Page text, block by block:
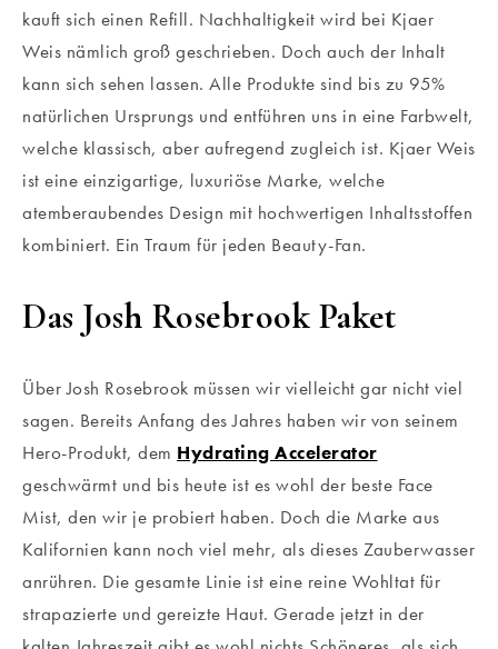
kauft sich einen Refill. Nachhaltigkeit wird bei Kjaer
Weis nämlich groß geschrieben. Doch auch der Inhalt
kann sich sehen lassen. Alle Produkte sind bis zu 95%
natürlichen Ursprungs und entführen uns in eine Farbwelt,
welche klassisch, aber aufregend zugleich ist. Kjaer Weis
ist eine einzigartige, luxuriöse Marke, welche
atemberaubendes Design mit hochwertigen Inhaltsstoffen
kombiniert. Ein Traum für jeden Beauty-Fan.
Das Josh Rosebrook Paket
Über Josh Rosebrook müssen wir vielleicht gar nicht viel
sagen. Bereits Anfang des Jahres haben wir von seinem
Hero-Produkt, dem Hydrating Accelerator
geschwärmt und bis heute ist es wohl der beste Face
Mist, den wir je probiert haben. Doch die Marke aus
Kalifornien kann noch viel mehr, als dieses Zauberwasser
anrühren. Die gesamte Linie ist eine reine Wohltat für
strapazierte und gereizte Haut. Gerade jetzt in der